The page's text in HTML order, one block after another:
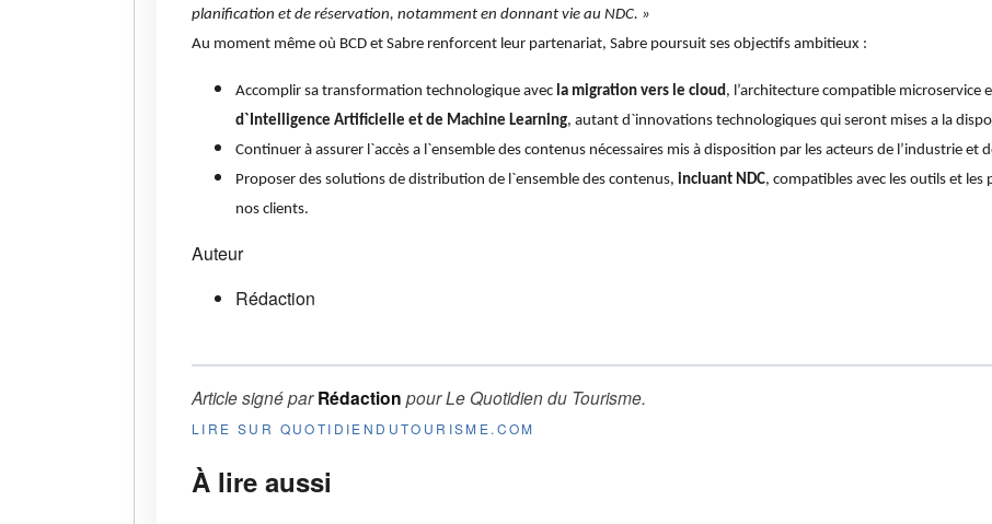
planification et de réservation, notamment en donnant vie au NDC. »
Au moment même où BCD et Sabre renforcent leur partenariat, Sabre poursuit ses objectifs ambitieux :
Accomplir sa transformation technologique avec la migration vers le cloud, l’architecture compatible microservice
d`Intelligence Artificielle et de Machine Learning, autant d`innovations technologiques qui seront mises a la
Continuer à assurer l`accès a l`ensemble des contenus nécessaires mis à disposition par les acteurs de l’industrie
Proposer des solutions de distribution de l`ensemble des contenus, incluant NDC, compatibles avec les outils et
nos clients.
Auteur
Rédaction
Article signé parRédaction pourLe Quotidien du Tourisme.
LIRE SUR QUOTIDIENDUTOURISME.COM
À lire aussi